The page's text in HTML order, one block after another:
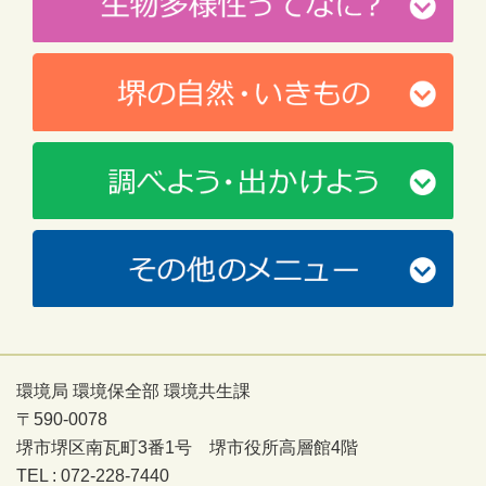
環境局 環境保全部 環境共生課
〒590-0078
堺市堺区南瓦町3番1号 堺市役所高層館4階
TEL : 072-228-7440